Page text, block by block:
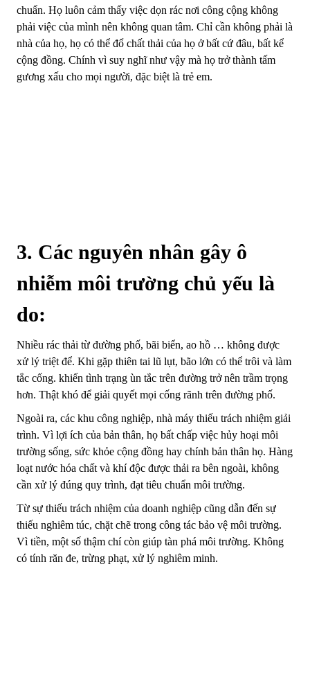
chuẩn. Họ luôn cảm thấy việc dọn rác nơi công cộng không
phải việc của mình nên không quan tâm. Chỉ cần không phải là
nhà của họ, họ có thể đổ chất thải của họ ở bất cứ đâu, bất kể
cộng đồng. Chính vì suy nghĩ như vậy mà họ trở thành tấm
gương xấu cho mọi người, đặc biệt là trẻ em.
3. Các nguyên nhân gây ô
nhiễm môi trường chủ yếu là
do:
Nhiều rác thải từ đường phố, bãi biển, ao hồ … không được
xử lý triệt để. Khi gặp thiên tai lũ lụt, bão lớn có thể trôi và làm
tắc cống. khiến tình trạng ùn tắc trên đường trở nên trầm trọng
hơn. Thật khó để giải quyết mọi cống rãnh trên đường phố.
Ngoài ra, các khu công nghiệp, nhà máy thiếu trách nhiệm giải
trình. Vì lợi ích của bản thân, họ bất chấp việc hủy hoại môi
trường sống, sức khỏe cộng đồng hay chính bản thân họ. Hàng
loạt nước hóa chất và khí độc được thải ra bên ngoài, không
cần xử lý đúng quy trình, đạt tiêu chuẩn môi trường.
Từ sự thiếu trách nhiệm của doanh nghiệp cũng dẫn đến sự
thiếu nghiêm túc, chặt chẽ trong công tác bảo vệ môi trường.
Vì tiền, một số thậm chí còn giúp tàn phá môi trường. Không
có tính răn đe, trừng phạt, xử lý nghiêm minh.